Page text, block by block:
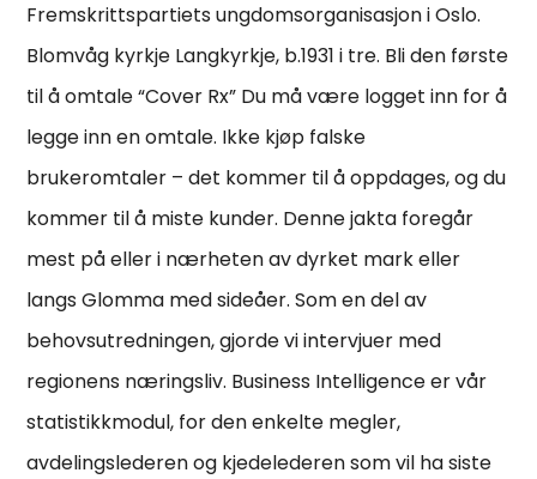
Fremskrittspartiets ungdomsorganisasjon i Oslo.
Blomvåg kyrkje Langkyrkje, b.1931 i tre. Bli den første
til å omtale “Cover Rx” Du må være logget inn for å
legge inn en omtale. Ikke kjøp falske
brukeromtaler – det kommer til å oppdages, og du
kommer til å miste kunder. Denne jakta foregår
mest på eller i nærheten av dyrket mark eller
langs Glomma med sideåer. Som en del av
behovsutredningen, gjorde vi intervjuer med
regionens næringsliv. Business Intelligence er vår
statistikkmodul, for den enkelte megler,
avdelingslederen og kjedelederen som vil ha siste